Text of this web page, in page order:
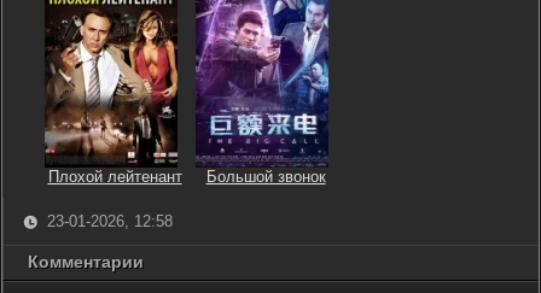
Плохой лейтенант Большой звонок
23-01-2026, 12:58
Комментарии